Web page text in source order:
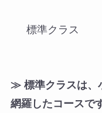
標準クラス
≫標準クラスは、
網羅したコースで